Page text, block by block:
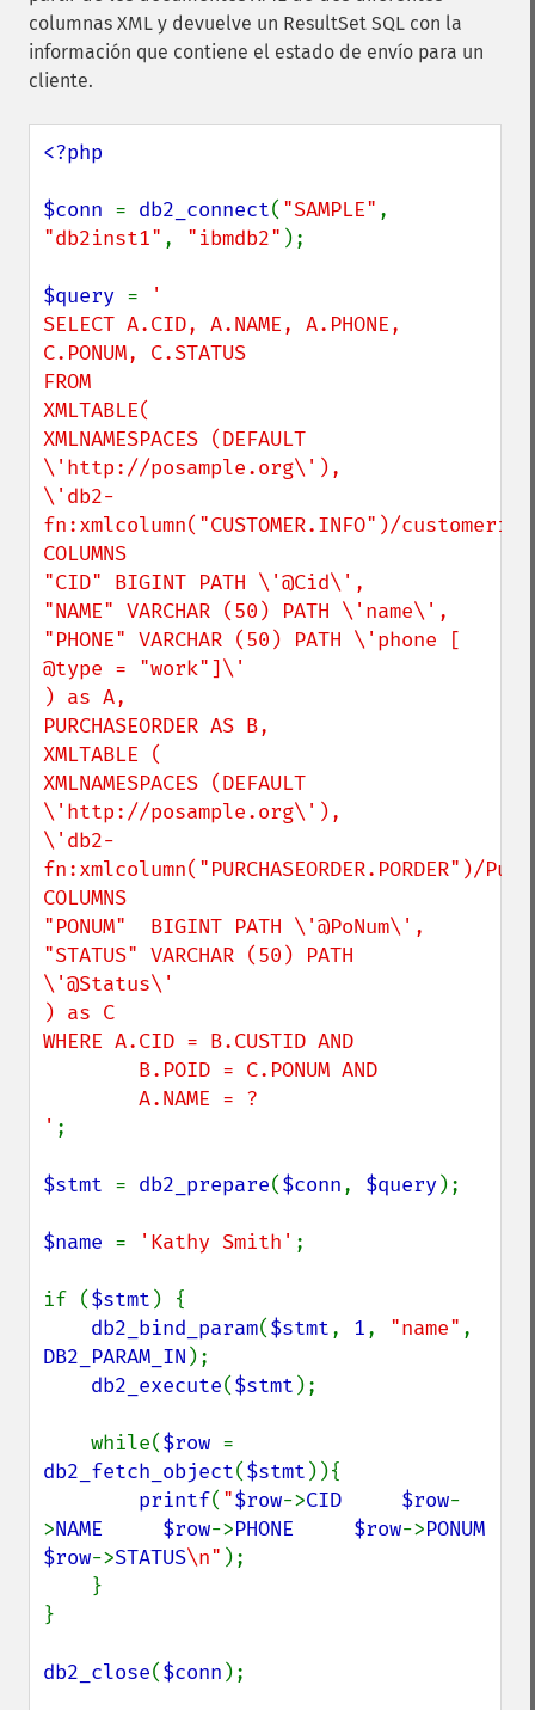
columnas XML y devuelve un ResultSet SQL con la
información que contiene el estado de envío para un
cliente.
<?php
$conn = db2_connect( "SAMPLE"
"db2inst1" , "ibmdb2" );
$query =
'
SELECT A.CID, A.NAME, A.PHONE,
C.PONUM, C.STATUS
FROM
XMLTABLE(
XMLNAMESPACES (DEFAULT
\'http://posample.org\'),
\'db2-
fn:xmlcolumn("CUSTOMER.INFO")/
COLUMNS
"CID" BIGINT PATH \'@Cid\',
"NAME" VARCHAR (50) PATH \'name\',
"PHONE" VARCHAR (50) PATH \'phone [
@type = "work"]\'
) as A,
PURCHASEORDER AS B,
XMLTABLE (
XMLNAMESPACES (DEFAULT
\'http://posample.org\'),
\'db2-
fn:xmlcolumn("PURCHASEORDER.PORDER")/
COLUMNS
"PONUM"  BIGINT PATH \'@PoNum\',
"STATUS" VARCHAR (50) PATH
\'@Status\'
) as C
WHERE A.CID = B.CUSTID AND
' ;
$stmt = db2_prepare($conn, $query);
$name = 'Kathy Smith' ;
if ($stmt ) {
db2_bind_param($stmt, 1, "name"
DB2_PARAM_IN );
db2_execute($stmt );
    while(
$row
db2_fetch_object($stmt )){
printf( "$row->CID $row-
>NAME $row->PHONE $row->PONUM
$row->STATUS\n" );
}
db2_close($conn );